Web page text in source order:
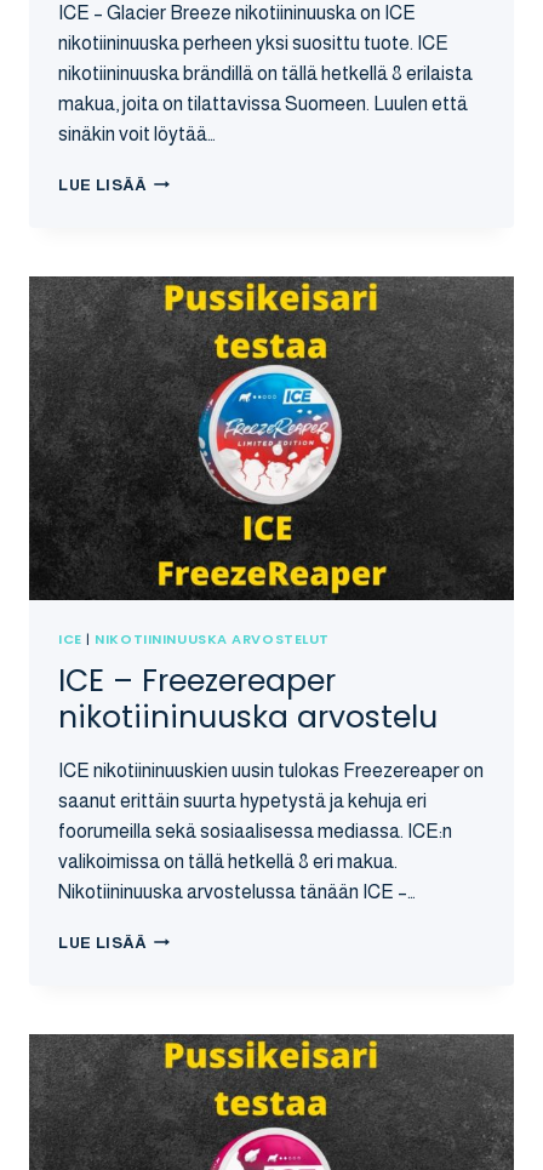
ICE – Glacier Breeze nikotiininuuska on ICE
nikotiininuuska perheen yksi suosittu tuote. ICE
nikotiininuuska brändillä on tällä hetkellä 8 erilaista
makua, joita on tilattavissa Suomeen. Luulen että
sinäkin voit löytää…
LUE LISÄÄ ICE
NIKOTIININUUSKA
ARVOSTELU
ICE | NIKOTIININUUSKA ARVOSTELUT
ICE – Freezereaper
nikotiininuuska arvostelu
ICE nikotiininuuskien uusin tulokas Freezereaper on
saanut erittäin suurta hypetystä ja kehuja eri
foorumeilla sekä sosiaalisessa mediassa. ICE:n
valikoimissa on tällä hetkellä 8 eri makua.
Nikotiininuuska arvostelussa tänään ICE –…
LUE LISÄÄ ICE
ARVOSTELU